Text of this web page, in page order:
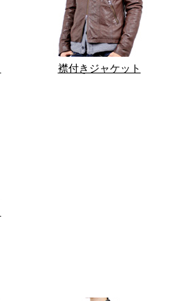
襟付きジャケット